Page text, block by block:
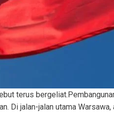
terus
Di jalan-jalan utama